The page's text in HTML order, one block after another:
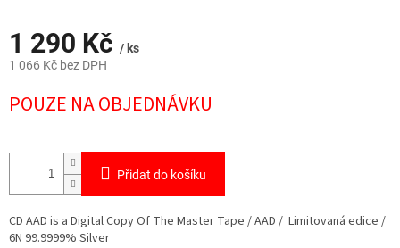
1 290 Kč / ks
1 066 Kč bez DPH
cena:
POUZE NA OBJEDNÁVKU
Přidat do košíku
CD AAD is a Digital Copy Of The Master Tape / AAD / Limitovaná edice /
6N 99.9999% Silver